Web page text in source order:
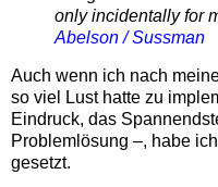
only incidentally for
Abelson / Sussman
Auch wenn ich nach
so viel Lust hatte zu
Eindruck, das
Problemlösung –, habe
gesetzt.